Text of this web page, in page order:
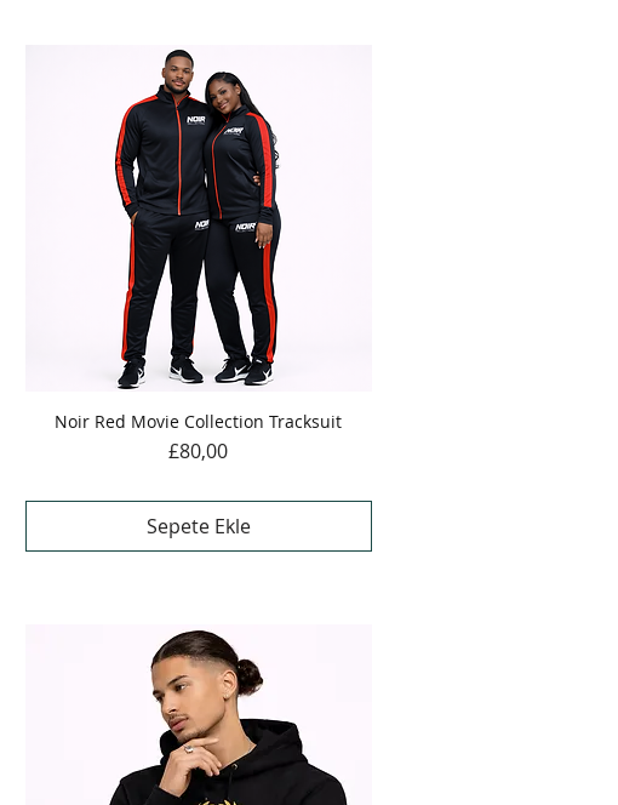
Hızlı Bakış
Noir Red Movie Collection Tracksuit
Fiyat
£80,00
Sepete Ekle